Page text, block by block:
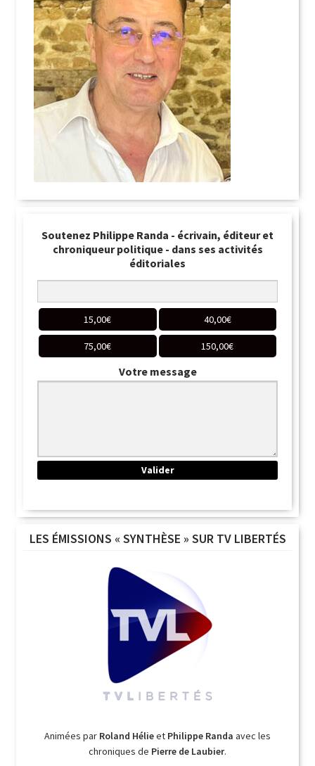
Soutenez Philippe Randa - écrivain, éditeur et
chroniqueur politique - dans ses activités
éditoriales
15,00€ 40,00€
75,00€ 150,00€
Votre message
LES ÉMISSIONS « SYNTHÈSE » SUR TV LIBERTÉS
Animées par Roland Hélieet Philippe Randa avec les
chroniques de Pierre de Laubier.